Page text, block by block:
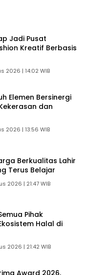
Jadi Pusat
Kreatif Berbasis
2026 | 14:02 WIB
Elemen Bersinergi
dan
2026 | 13:56 WIB
Berkualitas Lahir
Terus Belajar
2026 | 21:47 WIB
Pihak
Halal di
2026 | 21:42 WIB